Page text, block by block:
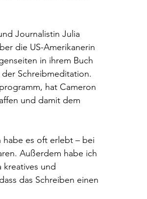
Journalistin Julia
die US-Amerikanerin
in ihrem Buch
der Schreibmeditation.
hat Cameron
und damit dem
habe es oft erlebt – bei
Außerdem habe ich
kreatives und
das Schreiben einen